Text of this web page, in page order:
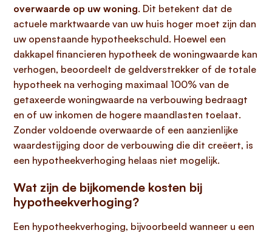
overwaarde op uw woning. Dit betekent dat de
actuele marktwaarde van uw huis hoger moet zijn dan
uw openstaande hypotheekschuld. Hoewel een
dakkapel financieren hypotheek de woningwaarde kan
verhogen, beoordeelt de geldverstrekker of de totale
hypotheek na verhoging maximaal 100% van de
getaxeerde woningwaarde na verbouwing bedraagt
en of uw inkomen de hogere maandlasten toelaat.
Zonder voldoende overwaarde of een aanzienlijke
waardestijging door de verbouwing die dit creëert, is
een hypotheekverhoging helaas niet mogelijk.
Wat zijn de bijkomende kosten bij
hypotheekverhoging?
Een hypotheekverhoging, bijvoorbeeld wanneer u een